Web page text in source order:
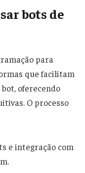
bots de
para
que facilitam
oferecendo
O processo
e integração com